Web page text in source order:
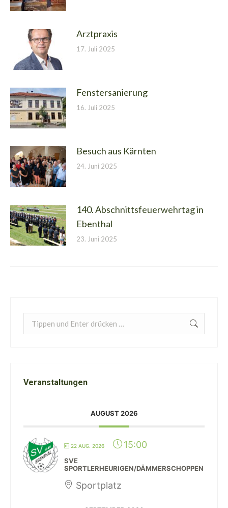
Arztpraxis
17. Juli 2025
Fenstersanierung
16. Juli 2025
Besuch aus Kärnten
24. Juni 2025
140. Abschnittsfeuerwehrtag in
Ebenthal
23. Juni 2025
Search:
Veranstaltungen
AUGUST 2026
22 AUG. 2026 15:00
SVE
SPORTLERHEURIGEN/DÄMMERSCHOPPEN
Sportplatz